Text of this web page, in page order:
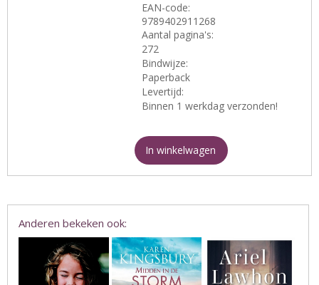
EAN-code:
9789402911268
Aantal pagina's:
272
Bindwijze:
Paperback
Levertijd:
Binnen 1 werkdag verzonden!
In winkelwagen
Anderen bekeken ook: